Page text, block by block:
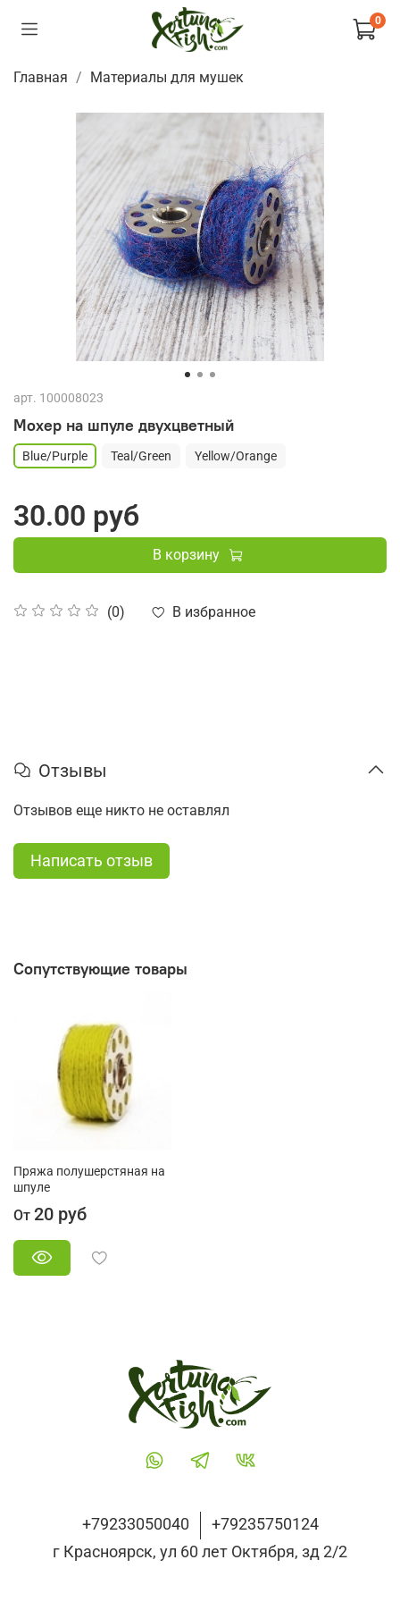
0
Главная Материалы для мушек
арт. 100008023
Мохер на шпуле двухцветный
(0) В избранное
Blue/Purple Teal/Green Yellow/Orange
30.00 руб
В корзину
Отзывы
Отзывов еще никто не оставлял
Написать отзыв
Сопутствующие товары
Пряжа полушерстяная на
шпуле
От 20 руб
+79233050040
+79235750124
г Красноярск, ул 60 лет Октября, зд 2/2